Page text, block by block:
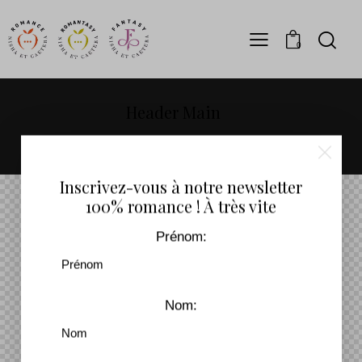
0
Inscrivez-vous à notre newsletter
100% romance ! À très vite
Prénom:
Nom: